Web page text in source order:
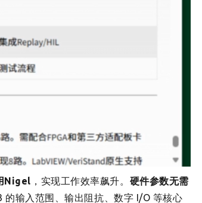
Nigel ，实现工作效率飙升。 硬件参数无需
的输入范围、输出阻抗、数字 I/O 等核心